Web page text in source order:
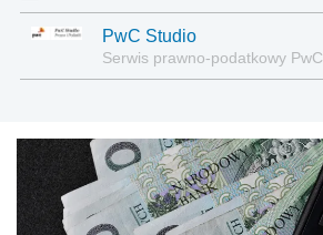
PwC Studio
Serwis prawno-podatkowy PwC